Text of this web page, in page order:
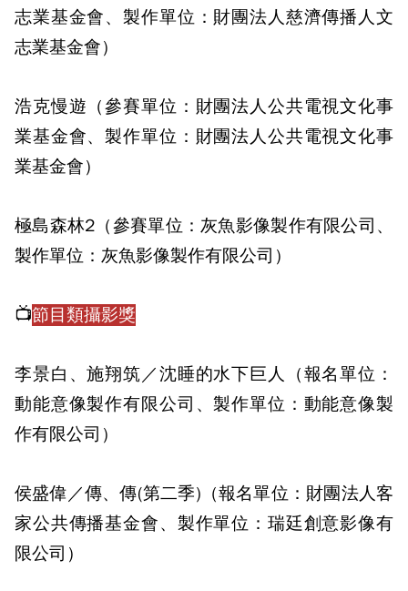
志業基金會、製作單位：財團法人慈濟傳播人文
志業基金會）
浩克慢遊（參賽單位：財團法人公共電視文化事
業基金會、製作單位：財團法人公共電視文化事
業基金會）
極島森林2（參賽單位：灰魚影像製作有限公司、
製作單位：灰魚影像製作有限公司）
📺節目類攝影獎
李景白、施翔筑／沈睡的水下巨人（報名單位：
動能意像製作有限公司、製作單位：動能意像製
作有限公司）
侯盛偉／傳、傳(第二季)（報名單位：財團法人客
家公共傳播基金會、製作單位：瑞廷創意影像有
限公司）